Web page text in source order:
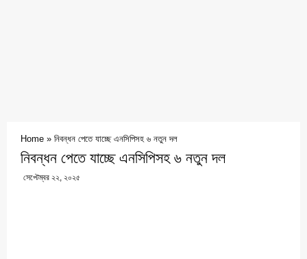
Home » নিবন্ধন পেতে যাচ্ছে এনসিপিসহ ৬ নতুন দল
নিবন্ধন পেতে যাচ্ছে এনসিপিসহ ৬ নতুন দল
সেপ্টেম্বর ২২, ২০২৫